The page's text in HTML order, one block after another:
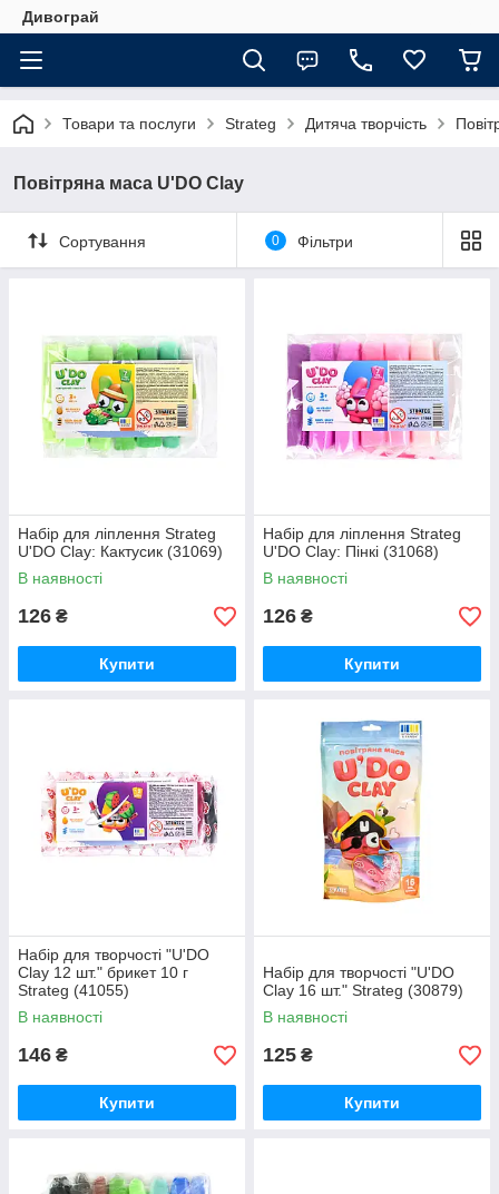
Дивограй
Товари та послуги Strateg Дитяча творчість
Повітряна маса U'DO Clay
Сортування 0 Фільтри
Набір для ліплення Strateg
U'DO Clay: Кактусик (31069)
В наявності
126 ₴
Купити
Набір для ліплення Strateg
U'DO Clay: Пінкі (31068)
В наявності
126 ₴
Купити
Набір для творчості "U'DO
Clay 12 шт." брикет 10 г
Strateg (41055)
В наявності
146 ₴
Купити
Набір для творчості "U'DO
Clay 16 шт." Strateg (30879)
В наявності
125 ₴
Купити